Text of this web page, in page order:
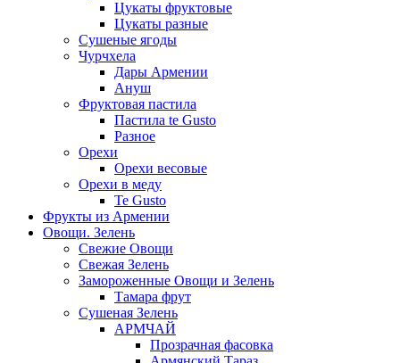
Цукаты фруктовые
Цукаты разные
Сушеные ягоды
Чурчхела
Дары Армении
Ануш
Фруктовая пастила
Пастила te Gusto
Разное
Орехи
Орехи весовые
Орехи в меду
Te Gusto
Фрукты из Армении
Овощи. Зелень
Свежие Овощи
Свежая Зелень
Замороженные Овощи и Зелень
Тамара фрут
Сушеная Зелень
АРМЧАЙ
Прозрачная фасовка